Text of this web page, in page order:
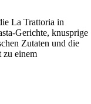
La Trattoria in
Gerichte, knusprige
Zutaten und die
zu einem